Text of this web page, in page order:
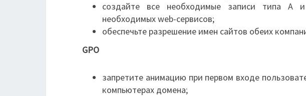
создайте все необходимые записи типа A
необходимых web-сервисов;
обеспечьте разрешение имен сайтов обеих
GPO
запретите анимацию при первом входе
компьютерах домена;